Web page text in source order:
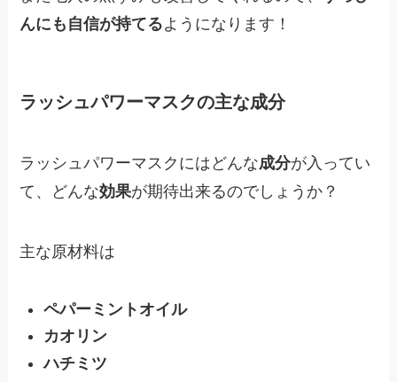
んにも自信が持てるようになります！
ラッシュパワーマスクの主な成分
ラッシュパワーマスクにはどんな成分が入ってい
て、どんな効果が期待出来るのでしょうか？
主な原材料は
ペパーミントオイル
カオリン
ハチミツ